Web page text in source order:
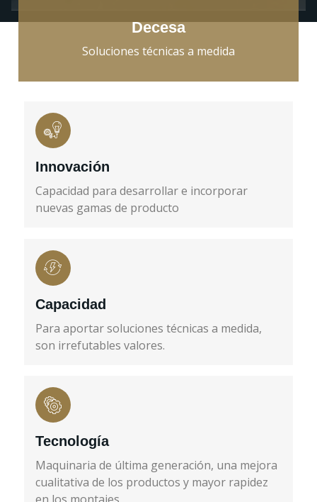
Decesa
Soluciones técnicas a medida
Innovación
Capacidad para desarrollar e incorporar
nuevas gamas de producto
Capacidad
Para aportar soluciones técnicas a medida,
son irrefutables valores.
Tecnología
Maquinaria de última generación, una mejora
cualitativa de los productos y mayor rapidez